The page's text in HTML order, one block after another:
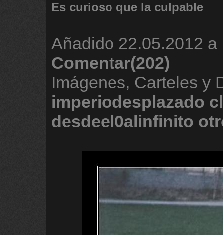
Es curioso que la culpable
Añadido 22.05.2012 a
Comentar(202)
Imágenes, Carteles y
imperiodesplazado
desdeel0alinfinito